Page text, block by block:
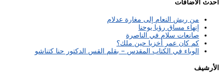
احدث الاضافات
من ريش النعام إلى مغارة عدلام
إنهاء مساق رؤيا يوحنا
صانعات سلام في الناصرة
كم كان عمر أخزيا حين ملك؟
الوباء في الكتاب المقدس – بقلم القس الدكتور حنا كتناشو
الأرشيف